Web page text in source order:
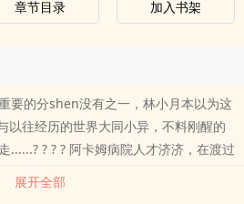
章节目录 加入书架
要的分shen没有之一，林小月本以为这
以往经历的世界大同小异，不料刚醒的
......? ? ? ? 阿卡姆病院人才济济，在渡过
林小月不仅成功觉醒了和病友追更蝙布
丑的越狱中非常不小心的“失手”杀了小
展开全部